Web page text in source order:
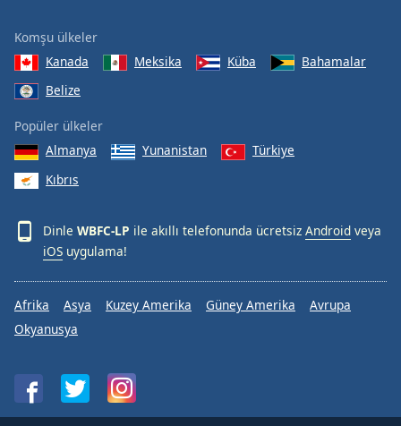
Font
Family
Done
Close
Dialog
dialog
window.
Komşu ülkeler
Kanada
Meksika Küba
Bahamalar
Belize
Popüler ülkeler
Almanya
Yunanistan
Türkiye
Kıbrıs
Dinle WBFC-LP ile akıllı telefonunda ücretsiz Android veya
iOS uygulama!
Afrika Asya Kuzey Amerika Güney Amerika
Avrupa
Okyanusya